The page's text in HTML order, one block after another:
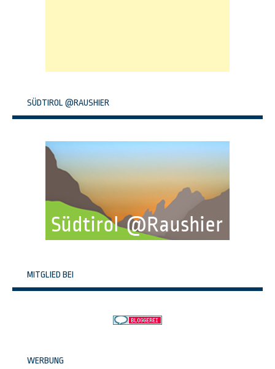
SÜDTIROL @RAUSHIER
MITGLIED BEI
WERBUNG